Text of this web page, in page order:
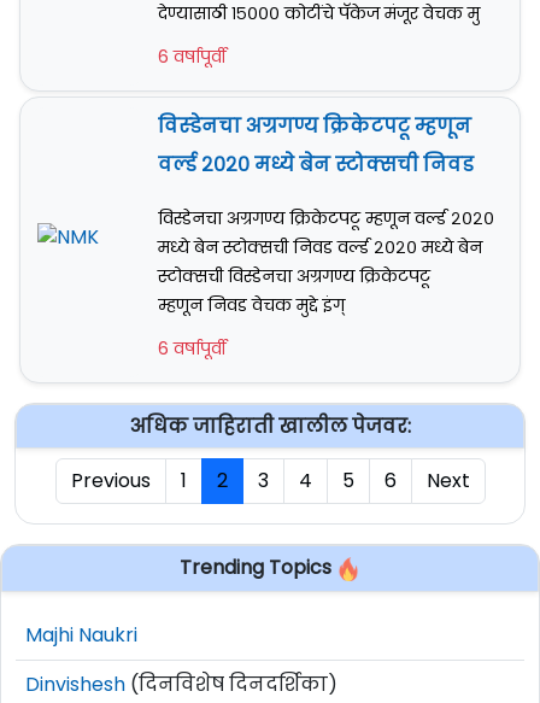
देण्यासाठी १५००० कोटींचे पॅकेज मंजूर वेचक मु
6 वर्षापूर्वी
विस्डेनचा अग्रगण्य क्रिकेटपटू म्हणून
वर्ल्ड २०२० मध्ये बेन स्टोक्सची निवड
विस्डेनचा अग्रगण्य क्रिकेटपटू म्हणून वर्ल्ड २०२०
मध्ये बेन स्टोक्सची निवड वर्ल्ड २०२० मध्ये बेन
स्टोक्सची विस्डेनचा अग्रगण्य क्रिकेटपटू
म्हणून निवड वेचक मुद्दे इंग्
6 वर्षापूर्वी
अधिक जाहिराती खालील पेजवर:
Previous
1 2 3 4 5 6 Next
Trending Topics
Majhi Naukri
Dinvishesh (दिनविशेष दिनदर्शिका)